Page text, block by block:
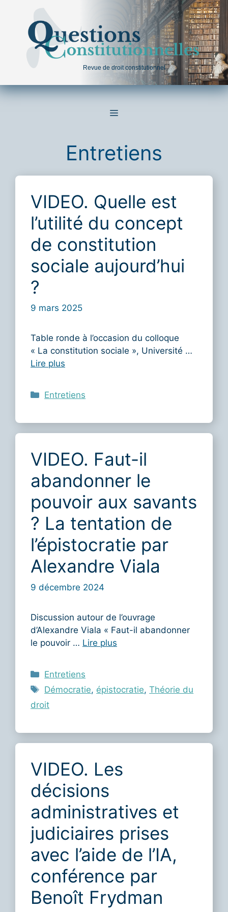
contenu
Revue de droit constitutionnel
MENU
Entretiens
VIDEO. Quelle est
l’utilité du concept
de constitution
sociale aujourd’hui
?
9 mars 2025
Table ronde à l’occasion du colloque
« La constitution sociale », Université …
Lire plus
Catégories
Entretiens
VIDEO. Faut-il
abandonner le
pouvoir aux savants
? La tentation de
l’épistocratie par
Alexandre Viala
9 décembre 2024
Discussion autour de l’ouvrage
d’Alexandre Viala « Faut-il abandonner
le pouvoir … Lire plus
Catégories
Entretiens
Étiquettes
Démocratie, épistocratie,Théorie du
droit
VIDEO. Les
décisions
administratives et
judiciaires prises
avec l’aide de l’IA,
conférence par
Benoît Frydman